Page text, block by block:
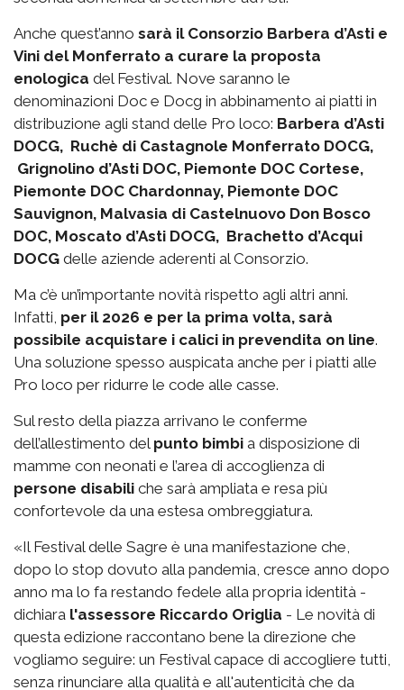
Anche quest’anno sarà il Consorzio Barbera d’Asti e
Vini del Monferrato a curare la proposta
enologica del Festival. Nove saranno le
denominazioni Doc e Docg in abbinamento ai piatti in
distribuzione agli stand delle Pro loco: Barbera d’Asti
DOCG, Ruchè di Castagnole Monferrato DOCG,
Grignolino d’Asti DOC, Piemonte DOC Cortese,
Piemonte DOC Chardonnay, Piemonte DOC
Sauvignon, Malvasia di Castelnuovo Don Bosco
DOC, Moscato d’Asti DOCG, Brachetto d’Acqui
DOCG delle aziende aderenti al Consorzio.
Ma c’è un’importante novità rispetto agli altri anni.
Infatti, per il 2026 e per la prima volta, sarà
possibile acquistare i calici in prevendita on line.
Una soluzione spesso auspicata anche per i piatti alle
Pro loco per ridurre le code alle casse.
Sul resto della piazza arrivano le conferme
dell’allestimento del punto bimbi a disposizione di
mamme con neonati e l’area di accoglienza di
persone disabili che sarà ampliata e resa più
confortevole da una estesa ombreggiatura.
«Il Festival delle Sagre è una manifestazione che,
dopo lo stop dovuto alla pandemia, cresce anno dopo
anno ma lo fa restando fedele alla propria identità -
dichiara l'assessore Riccardo Origlia - Le novità di
questa edizione raccontano bene la direzione che
vogliamo seguire: un Festival capace di accogliere tutti,
senza rinunciare alla qualità e all'autenticità che da